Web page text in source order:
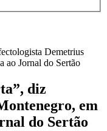
Demetrius
ao Jornal do Sertão
diz
em
do Sertão